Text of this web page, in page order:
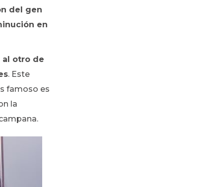
del gen
en
al otro de
. Este
famoso es
la